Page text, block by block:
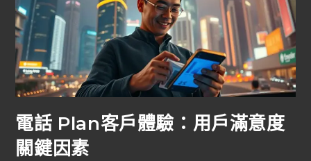
電話 Plan客戶體驗：用戶滿意度
關鍵因素